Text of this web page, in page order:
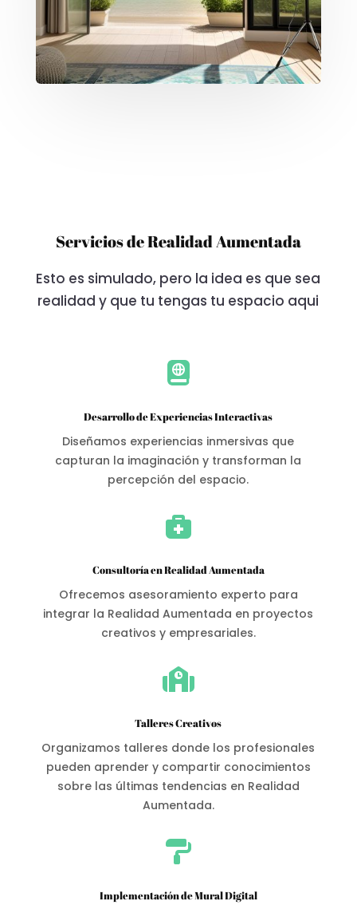
Servicios de Realidad Aumentada
Esto es simulado, pero la idea es que sea
realidad y que tu tengas tu espacio aqui

Desarrollo de Experiencias Interactivas
Diseñamos experiencias inmersivas que
capturan la imaginación y transforman la
percepción del espacio.

Consultoría en Realidad Aumentada
Ofrecemos asesoramiento experto para
integrar la Realidad Aumentada en proyectos
creativos y empresariales.

Talleres Creativos
Organizamos talleres donde los profesionales
pueden aprender y compartir conocimientos
sobre las últimas tendencias en Realidad
Aumentada.

Implementación de Mural Digital